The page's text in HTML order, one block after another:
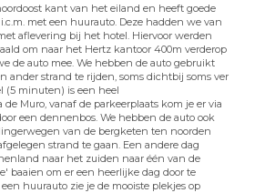
kant van het eiland en heeft goede
met een huurauto. Deze hadden we van
aflevering bij het hotel. Hiervoor werden
om naar het Hertz kantoor 400m verderop
de auto mee. We hebben de auto gebruikt
ander strand te rijden, soms dichtbij soms ver
(5 minuten) is een heel
Muro, vanaf de parkeerplaats kom je er via
een dennenbos. We hebben de auto ook
van de bergketen ten noorden
strand te gaan. Een andere dag
naar het zuiden naar één van de
baaien om er een heerlijke dag door te
huurauto zie je de mooiste plekjes op